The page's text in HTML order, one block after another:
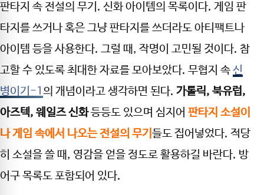
판타지 속 전설의 무기. 신화 아이템의 목록이다. 게임 판
타지를 쓰거나 혹은 그냥 판타지를 쓰더라도 아티팩트나
아이템 등을 사용한다. 그럴 때, 작명이 고민될 것이다. 참
고할 수 있도록 최대한 자료를 모아보았다. 무협지 속신
병이기-1의 개념이라고 생각하면 된다. 가톨릭, 북유럽,
아즈텍, 웨일즈 신화등등도 있으며 심지어 판타지 소설이
나 게임 속에서 나오는 전설의 무기 들도 집어넣었다. 적당
히 소설을 쓸 때, 영감을 얻을 정도로 활용하길 바란다. 방
어구 목록도 포함되어 있다.